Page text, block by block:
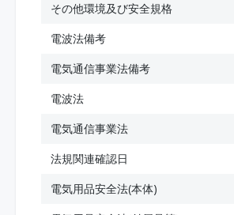
その他環境及び安全規格
電波法備考
電気通信事業法備考
電波法
電気通信事業法
法規関連確認日
電気用品安全法(本体)